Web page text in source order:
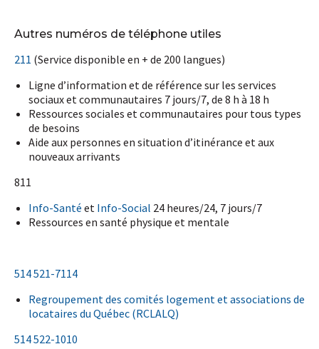
Autres numéros de téléphone utiles
211 (Service disponible en + de 200 langues)
Ligne d’information et de référence sur les services
sociaux et communautaires 7 jours/7, de 8 h à 18 h
Ressources sociales et communautaires pour tous types
de besoins
Aide aux personnes en situation d’itinérance et aux
nouveaux arrivants
811
Info-Santé et Info-Social 24 heures/24, 7 jours/7
Ressources en santé physique et mentale
514 521-7114
Regroupement des comités logement et associations de
locataires du Québec (RCLALQ)
514 522-1010